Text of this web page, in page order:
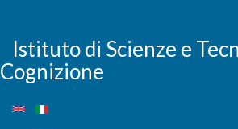
contenuto
principale
Istituto di Scienze e
Cognizione